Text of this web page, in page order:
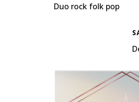
Duo rock folk pop